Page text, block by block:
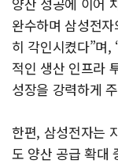
완수하며 삼성전
히 각인시켰다”며,
적인 생산 인프라
성장을 강력하게
한편, 삼성전자는
도 양산 공급 확대